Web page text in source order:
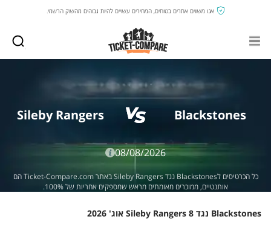
אנו משווים אתרים בטוחים, המחירים עשויים להיות גבוהים מהשוק הרשמי.
Blackstones
Sileby Rangers
08/08/2026
כל הכרטיסים לBlackstones נגד Sileby Rangers באתר Ticket-Compare.com הם
אותנטיים, ממוכרים מאומתים מראש שמספקים אחריות של 100%.
Blackstones נגד Sileby Rangers 8 אוג' 2026